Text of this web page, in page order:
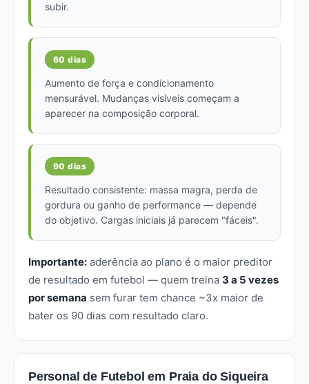
subir.
60 dias
Aumento de força e condicionamento
mensurável. Mudanças visíveis começam a
aparecer na composição corporal.
90 dias
Resultado consistente: massa magra, perda de
gordura ou ganho de performance — depende
do objetivo. Cargas iniciais já parecem "fáceis".
Importante: aderência ao plano é o maior preditor
de resultado em futebol — quem treina 3 a 5 vezes
por semana sem furar tem chance ~3x maior de
bater os 90 dias com resultado claro.
Personal de Futebol em Praia do Siqueira